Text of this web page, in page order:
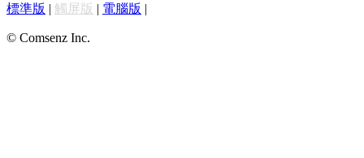
標準版 | 觸屏版 | 電腦版 |
© Comsenz Inc.